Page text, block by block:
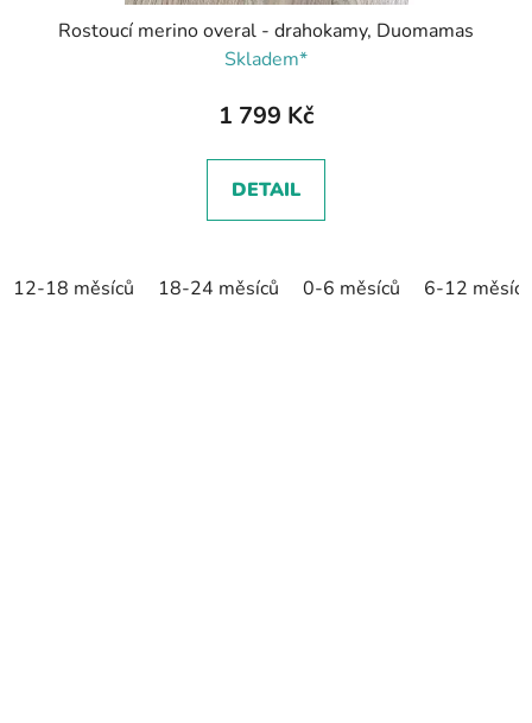
Rostoucí merino overal - drahokamy, Duomamas
Skladem*
1 799 Kč
DETAIL
12-18 měsíců 18-24 měsíců 0-6 měsíců 6-12 měsíců